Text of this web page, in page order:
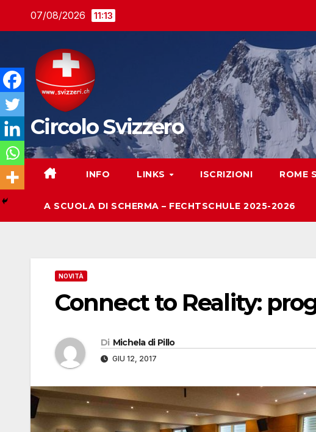
07/08/2026 11:13
Circolo Svizzero
INFO LINKS ISCRIZIONI ROME
A SCUOLA DI SCHERMA – FECHTSCHULE 2025-2026
NOVITÀ
Connect to Reality:
Di Michela di Pillo
GIU 12, 2017